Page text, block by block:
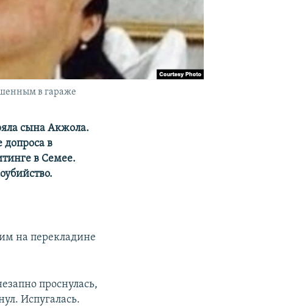
в гараже
сына Акжола.
в
в Семее.
на перекладине
проснулась,
Испугалась.